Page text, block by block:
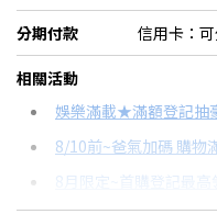
分期付款 信用卡：
＊實際可分期數、適用利率
信用卡分期
分期數
相關活動
娛樂滿載★滿額登記抽
8/10前~爸氣加碼 購物
8月限定~首購登記最高